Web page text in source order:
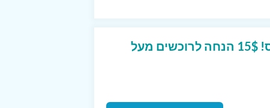
קוד קופון לעלי אקספרס! 15$ הנחה לרוכשים מעל